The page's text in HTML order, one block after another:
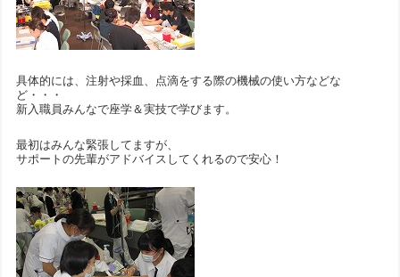
具体的には、注射や採血、点滴をする際の機械の使い方などな
ど・・・
新入職員みんなで座学＆実技で学びます。
最初はみんな緊張してますが、
サポートの先輩がアドバイスしてくれるので安心！